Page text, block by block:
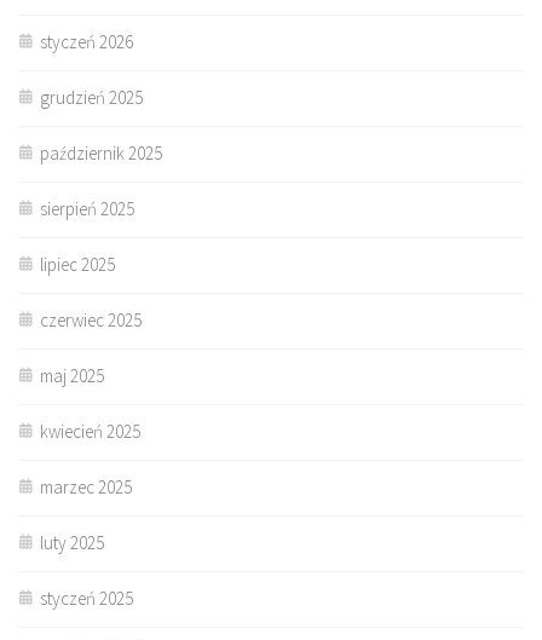
styczeń 2026
grudzień 2025
październik 2025
sierpień 2025
lipiec 2025
czerwiec 2025
maj 2025
kwiecień 2025
marzec 2025
luty 2025
styczeń 2025